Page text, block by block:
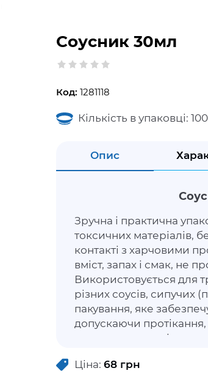
Соусник 30мл
Код: 1281118
Кількість в упаковці: 100
Опис
Зручна і практична
токсичних матеріалів,
контакті з харчовими
вміст, запах і смак, не
Використовується для
різних соусів, сипучих
пакування, яке
допускаючи
не втратити зовнішню
комплектації кришки,
Ціна: 68 грн